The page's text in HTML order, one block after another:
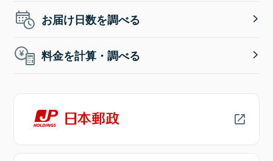
お届け日数を調べる
料金を計算・調べる